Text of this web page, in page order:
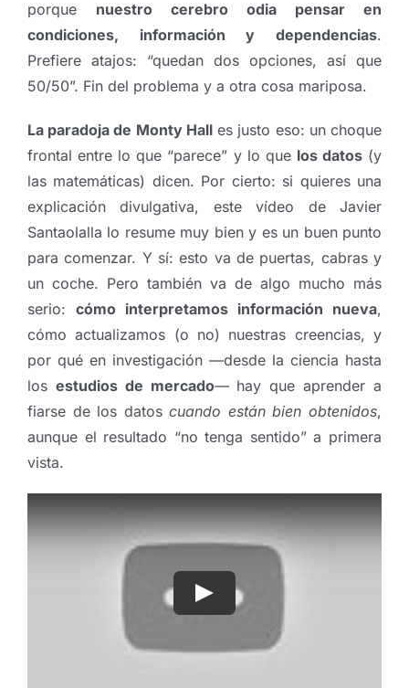
porque nuestro cerebro odia pensar en
condiciones, información y dependencias.
Prefiere atajos: “quedan dos opciones, así que
50/50”. Fin del problema y a otra cosa mariposa.
La paradoja de Monty Halles justo eso: un choque
frontal entre lo que “parece” y lo que los datos(y
las matemáticas) dicen. Por cierto: si quieres una
explicación divulgativa, este vídeo de Javier
Santaolalla lo resume muy bien y es un buen punto
para comenzar. Y sí: esto va de puertas, cabras y
un coche. Pero también va de algo mucho más
serio: cómo interpretamos información nueva,
cómo actualizamos (o no) nuestras creencias, y
por qué en investigación —desde la ciencia hasta
los estudios de mercado— hay que aprender a
fiarse de los datoscuando están bien obtenidos,
aunque el resultado “no tenga sentido” a primera
vista.